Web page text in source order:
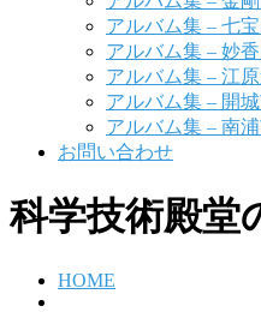
アルバム集 – 七宝
アルバム集 – 妙香
アルバム集 – 江原
アルバム集 – 開城
アルバム集 – 南浦
お問い合わせ
科学技術殿堂
HOME